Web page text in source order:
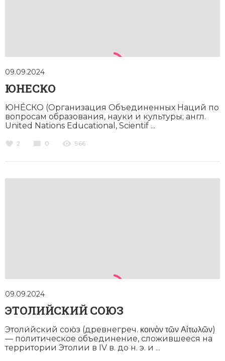
Империи
Историческая география и топонимика
История материальной и духовной культуры
Нумизматика
Образование
Общественные объединения и организации
Политическая история
09.09.2024
ЮНЕСКО
ЮНЕ́СКО (Организация Объединенных Наций по
вопросам образования, науки и культуры; англ.
United Nations Educational, Scientif ...
2 0 966
09.09.2024
ЭТОЛИЙСКИЙ СОЮЗ
Этоли́йский сою́з (древнегреч. κοινὸν τῶν Αἰτωλῶν)
— политическое объединение, сложившееся на
территории Этолии в IV в. до н. э. и ...